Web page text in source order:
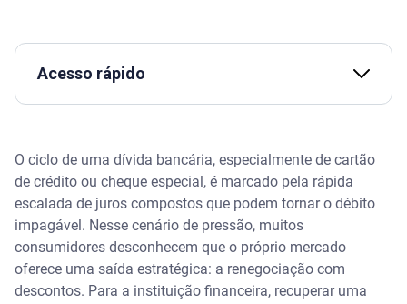
Acesso rápido
Por que os bancos oferecem descontos?
Quais as vantagens de negociar a dívida com
desconto?
Como quitar uma dívida com até 99% de desconto?
O ciclo de uma dívida bancária, especialmente de cartão
de crédito ou cheque especial, é marcado pela rápida
escalada de juros compostos que podem tornar o débito
impagável. Nesse cenário de pressão, muitos
consumidores desconhecem que o próprio mercado
oferece uma saída estratégica: a renegociação com
descontos. Para a instituição financeira, recuperar uma